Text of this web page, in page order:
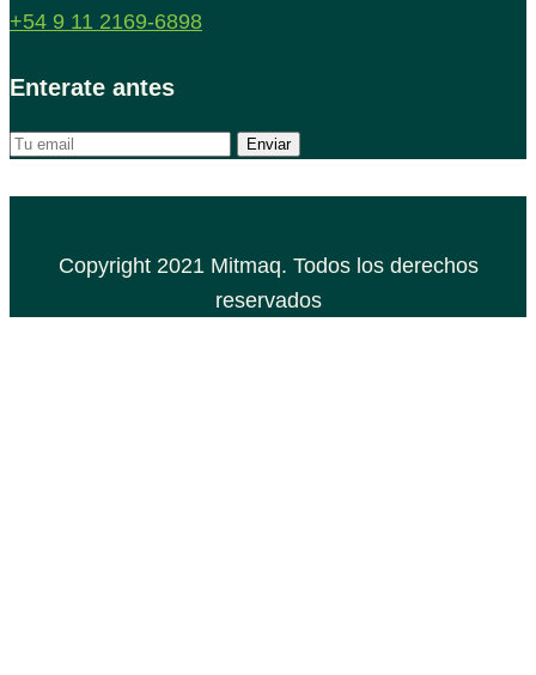
+54 9 11 2169-6898
Enterate antes
Copyright 2021 Mitmaq. Todos los derechos
reservados